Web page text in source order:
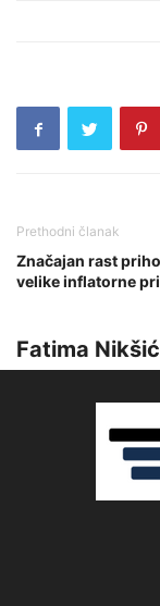
Prethodni članak
Značajan rast
velike inflatorne
Fatima Nikšić